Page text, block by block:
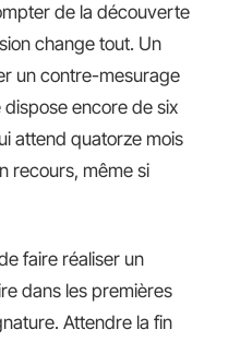
de la découverte
change tout. Un
un contre-mesurage
encore de six
attend quatorze mois
recours, même si
faire réaliser un
dans les premières
Attendre la fin